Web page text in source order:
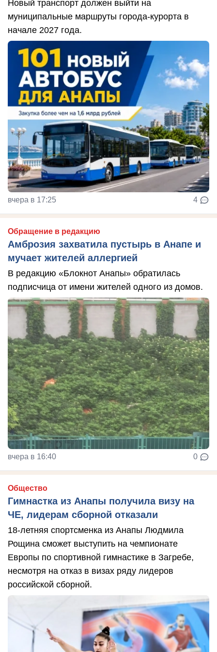
Новый транспорт должен выйти на
муниципальные маршруты города-курорта в
начале 2027 года.
вчера в 17:25 4
Обращение в редакцию
Амброзия захватила пустырь в Анапе и
мучает жителей аллергией
В редакцию «Блокнот Анапы» обратилась
подписчица от имени жителей одного из домов.
вчера в 16:40 0
Общество
Гимнастка из Анапы получила визу на
ЧЕ, лидерам сборной отказали
18-летняя спортсменка из Анапы Людмила
Рощина сможет выступить на чемпионате
Европы по спортивной гимнастике в Загребе,
несмотря на отказ в визах ряду лидеров
российской сборной.